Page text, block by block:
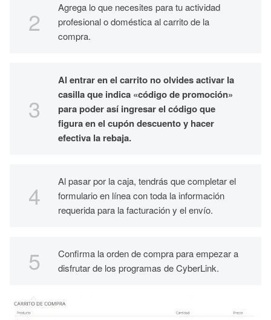
Agrega lo que necesites para tu actividad
profesional o doméstica al carrito de la
compra.
Al entrar en el carrito no olvides activar la
casilla que indica «código de promoción»
para poder así ingresar el código que
figura en el cupón descuento y hacer
efectiva la rebaja.
Al pasar por la caja, tendrás que completar el
formulario en línea con toda la información
requerida para la facturación y el envío.
Confirma la orden de compra para empezar a
disfrutar de los programas de CyberLink.